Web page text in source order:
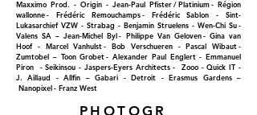
Maxximo Prod. - Origin - Jean-Paul Pfister / Platinium - Région
wallonne - Frédéric Remouchamps - Frédéric Sablon - Sint-
Lukasarchief VZW - Strabag - Benjamin Struelens - Wen-Chi Su -
Valens SA – Jean-Michel Byl - Philippe Van Geloven - Gina van
Hoof - Marcel Vanhulst - Bob Verschueren - Pascal Wibaut -
Zumtobel – Toon Grobet - Alexander Paul Englert - Emmanuel
Piron - Seikinsou - Jaspers-Eyers Architects - Zooo - Quick IT -
J. Aillaud - Allfin – Gabari - Detroit - Erasmus Gardens –
Nanopixel - Franz West
PHOTOGR